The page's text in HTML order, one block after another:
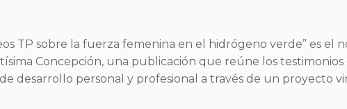
TP sobre la fuerza femenina en el hidrógeno verde” es el
Concepción, una publicación que reúne los
desarrollo personal y profesional a través de un proyecto